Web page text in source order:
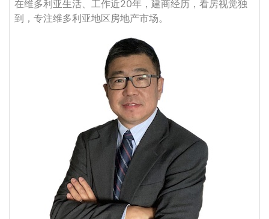
在维多利亚生活、工作近20年，建商经历，看房视觉独
到，专注维多利亚地区房地产市场。